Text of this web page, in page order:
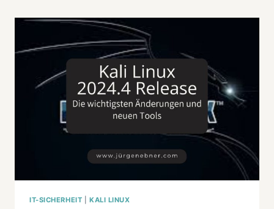
IT-SICHERHEIT KALI LINUX